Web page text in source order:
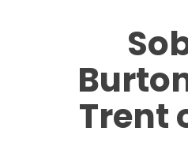
Trent